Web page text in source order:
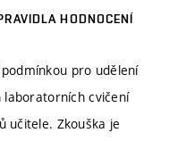
HODNOCENÍ
pro udělení
laboratorních cvičení
učitele. Zkouška je